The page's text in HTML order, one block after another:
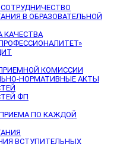
В ОБРАЗОВАТЕЛЬНОЙ
КАЧЕСТВА
КОМИССИИ
НОРМАТИВНЫЕ АКТЫ
ФП
ПО КАЖДОЙ
ВСТУПИТЕЛЬНЫХ